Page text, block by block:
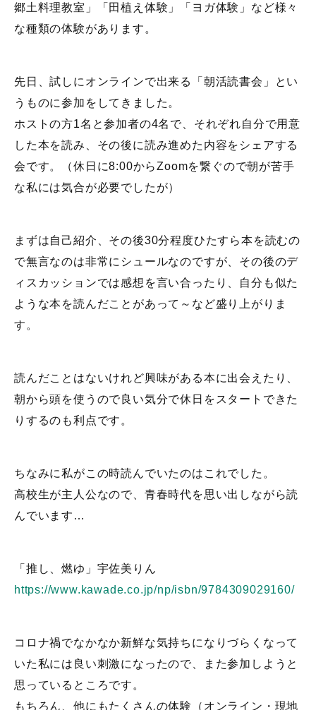
郷土料理教室」「田植え体験」「ヨガ体験」など様々
な種類の体験があります。
先日、試しにオンラインで出来る「朝活読書会」とい
うものに参加をしてきました。
ホストの方1名と参加者の4名で、それぞれ自分で用意
した本を読み、その後に読み進めた内容をシェアする
会です。（休日に8:00からZoomを繋ぐので朝が苦手
な私には気合が必要でしたが）
まずは自己紹介、その後30分程度ひたすら本を読むの
で無言なのは非常にシュールなのですが、その後のデ
ィスカッションでは感想を言い合ったり、自分も似た
ような本を読んだことがあって～など盛り上がりま
す。
読んだことはないけれど興味がある本に出会えたり、
朝から頭を使うので良い気分で休日をスタートできた
りするのも利点です。
ちなみに私がこの時読んでいたのはこれでした。
高校生が主人公なので、青春時代を思い出しながら読
んでいます…
「推し、燃ゆ」宇佐美りん
https://www.kawade.co.jp/np/isbn/9784309029160/
コロナ禍でなかなか新鮮な気持ちになりづらくなって
いた私には良い刺激になったので、また参加しようと
思っているところです。
もちろん、他にもたくさんの体験（オンライン・現地